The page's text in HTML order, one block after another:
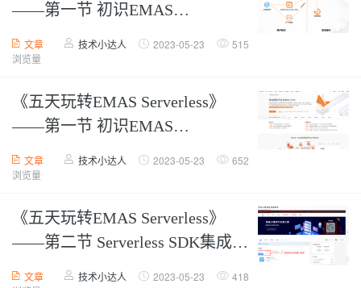
——第一节 初识EMAS
Serverless【中】
文章 技术小达人 2023-05-23
515
浏览量
《五天玩转EMAS Serverless》
——第一节 初识EMAS
Serverless【下】
文章 技术小达人 2023-05-23
652
浏览量
《五天玩转EMAS Serverless》
——第二节 Serverless SDK集成与
使用【上】
文章 技术小达人 2023-05-23
418